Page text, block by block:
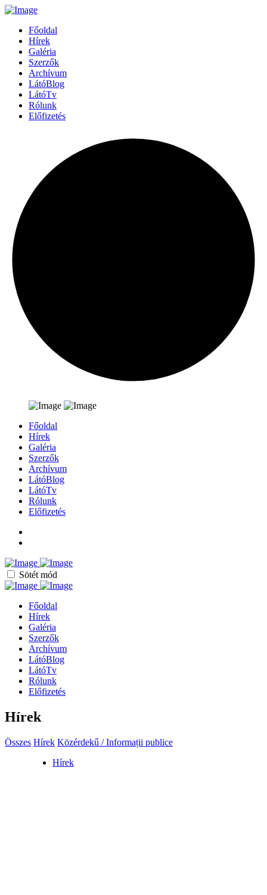
Főoldal
Hírek
Galéria
Szerzők
Archívum
LátóBlog
LátóTv
Rólunk
Előfizetés
Főoldal
Hírek
Galéria
Szerzők
Archívum
LátóBlog
LátóTv
Rólunk
Előfizetés
Sötét mód
Főoldal
Hírek
Galéria
Szerzők
Archívum
LátóBlog
LátóTv
Rólunk
Előfizetés
Hírek
Összes Hírek Közérdekű / Informații publice
Hírek